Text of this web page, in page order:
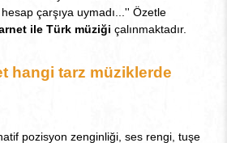
çarşıya uymadı...'' Özetle
ile Türk müziği çalınmaktadır.
hangi tarz müziklerde
pozisyon zenginliği, ses rengi, tuşe